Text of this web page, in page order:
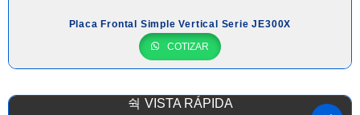
Placa Frontal Simple Vertical Serie JE300X
COTIZAR
VISTA RÁPIDA